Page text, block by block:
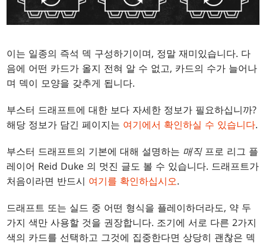
이는 일종의 즉석 덱 구성하기이며, 정말 재미있습니다. 다
음에 어떤 카드가 올지 전혀 알 수 없고, 카드의 수가 늘어나
며 덱이 모양을 갖추게 됩니다.
부스터 드래프트에 대한 보다 자세한 정보가 필요하십니까?
해당 정보가 담긴 페이지는 여기에서 확인하실 수 있습니다.
부스터 드래프트의 기본에 대해 설명하는 매직프로 리그 플
레이어 Reid Duke 의 멋진 글도 볼 수 있습니다. 드래프트가
처음이라면 반드시 여기를 확인하십시오.
드래프트 또는 실드 중 어떤 형식을 플레이하더라도, 약 두
가지 색만 사용할 것을 권장합니다. 조기에 서로 다른 2가지
색의 카드를 선택하고 그것에 집중한다면 상당히 괜찮은 덱